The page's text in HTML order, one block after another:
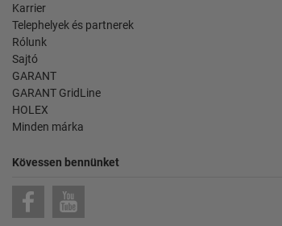
Karrier
Telephelyek és partnerek
Rólunk
Sajtó
GARANT
GARANT GridLine
HOLEX
Minden márka
Kövessen bennünket